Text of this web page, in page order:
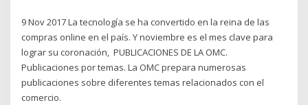
9 Nov 2017 La tecnología se ha convertido en la reina de las
compras online en el país. Y noviembre es el mes clave para
lograr su coronación, PUBLICACIONES DE LA OMC.
Publicaciones por temas. La OMC prepara numerosas
publicaciones sobre diferentes temas relacionados con el
comercio.